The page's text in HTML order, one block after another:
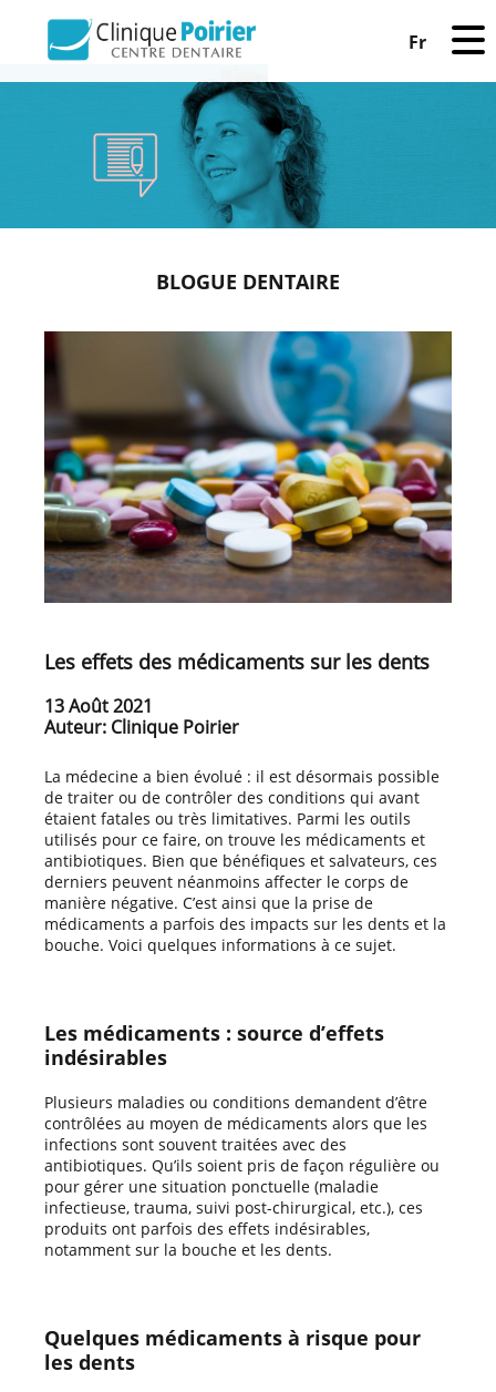
Fr
BLOGUE DENTAIRE
Les effets des médicaments sur les dents
13 Août 2021
Auteur: Clinique Poirier
La médecine a bien évolué : il est désormais possible
de traiter ou de contrôler des conditions qui avant
étaient fatales ou très limitatives. Parmi les outils
utilisés pour ce faire, on trouve les médicaments et
antibiotiques. Bien que bénéfiques et salvateurs, ces
derniers peuvent néanmoins affecter le corps de
manière négative. C’est ainsi que la prise de
médicaments a parfois des impacts sur les dents et la
bouche. Voici quelques informations à ce sujet.
Les médicaments : source d’effets
indésirables
Plusieurs maladies ou conditions demandent d’être
contrôlées au moyen de médicaments alors que les
infections sont souvent traitées avec des
antibiotiques. Qu’ils soient pris de façon régulière ou
pour gérer une situation ponctuelle (maladie
infectieuse, trauma, suivi post-chirurgical, etc.), ces
produits ont parfois des effets indésirables,
notamment sur la bouche et les dents.
Quelques médicaments à risque pour
les dents